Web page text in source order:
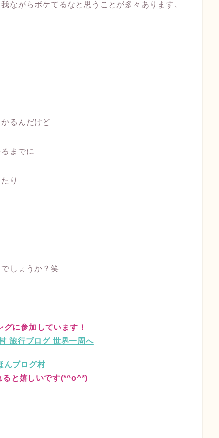
ながらボケてるなと思うことが多々あります。
るんだけど
までに
り
しょうか？笑
グに参加しています！
んブログ村
ると嬉しいです(*^o^*)